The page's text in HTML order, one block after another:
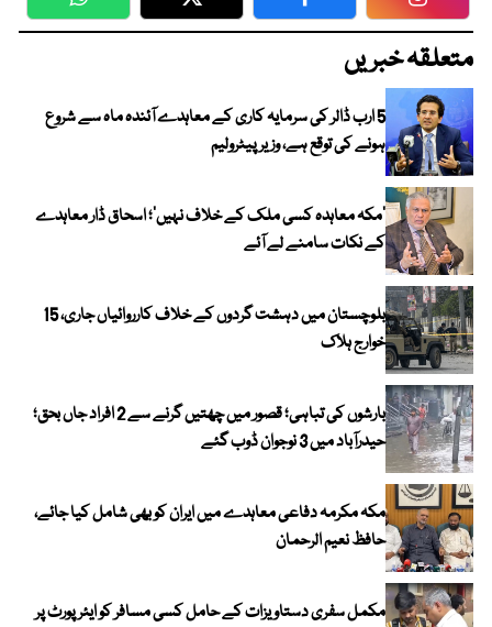
WhatsApp Twitter Facebook
متعلقہ خبریں
5 ارب ڈالر کی سرمایہ کاری کے معاہدے آئندہ ماہ سے شروع
ہونے کی توقع ہے، وزیر پیٹرولیم
‘مکہ معاہدہ کسی ملک کے خلاف نہیں’؛ اسحاق ڈار معاہدے
کے نکات سامنے لے آئے
بلوچستان میں دہشت گردوں کے خلاف کارروائیاں جاری، 15
خوارج ہلاک
بارشوں کی تباہی؛ قصور میں چھتیں گرنے سے 2 افراد جاں بحق؛
حیدرآباد میں 3 نوجوان ڈوب گئے
مکہ مکرمہ دفاعی معاہدے میں ایران کو بھی شامل کیا جائے،
حافظ نعیم الرحمان
مکمل سفری دستاویزات کے حامل کسی مسافر کو ایئرپورٹ پر